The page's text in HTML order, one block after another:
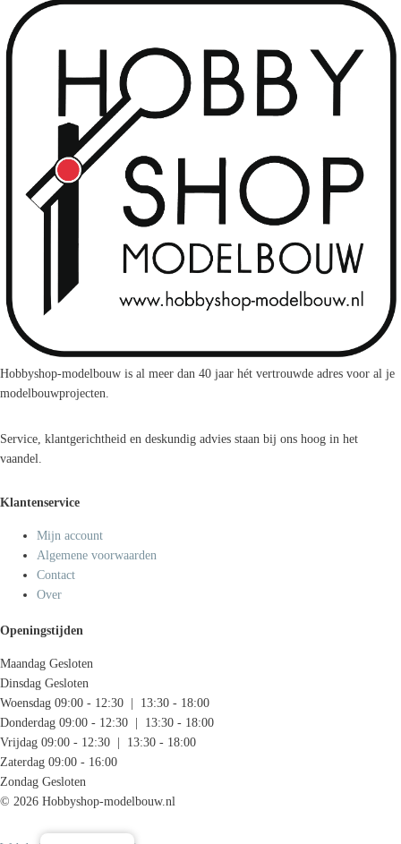
Hobbyshop-modelbouw is al meer dan 40 jaar hét vertrouwde adres voor al je
modelbouwprojecten.
Service, klantgerichtheid en deskundig advies staan bij ons hoog in het
vaandel.
Klantenservice
Mijn account
Algemene voorwaarden
Contact
Over
Openingstijden
Maandag Gesloten
Dinsdag Gesloten
Woensdag 09:00 - 12:30 | 13:30 - 18:00
Donderdag 09:00 - 12:30 | 13:30 - 18:00
Vrijdag 09:00 - 12:30 | 13:30 - 18:00
Zaterdag 09:00 - 16:00
Zondag Gesloten
© 2026 Hobbyshop-modelbouw.nl